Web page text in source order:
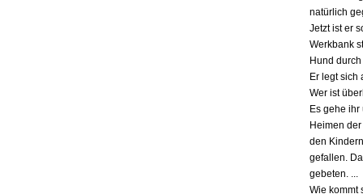
natürlich
Jetzt ist er
Werkbank
Hund
Er legt sich
Wer ist
Es gehe
Heimen
den
gefallen.
gebeten. ...
Wie kommt